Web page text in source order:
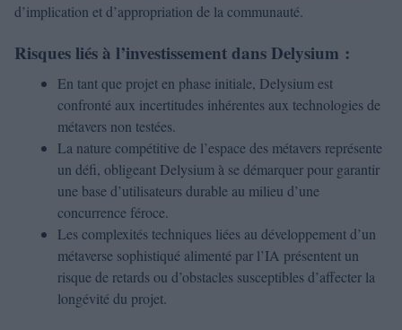
d’implication et d’appropriation de la communauté.
Risques liés à l’investissement dans Delysium :
En tant que projet en phase initiale, Delysium est
confronté aux incertitudes inhérentes aux technologies de
métavers non testées.
La nature compétitive de l’espace des métavers représente
un défi, obligeant Delysium à se démarquer pour garantir
une base d’utilisateurs durable au milieu d’une
concurrence féroce.
Les complexités techniques liées au développement d’un
métaverse sophistiqué alimenté par l’IA présentent un
risque de retards ou d’obstacles susceptibles d’affecter la
longévité du projet.